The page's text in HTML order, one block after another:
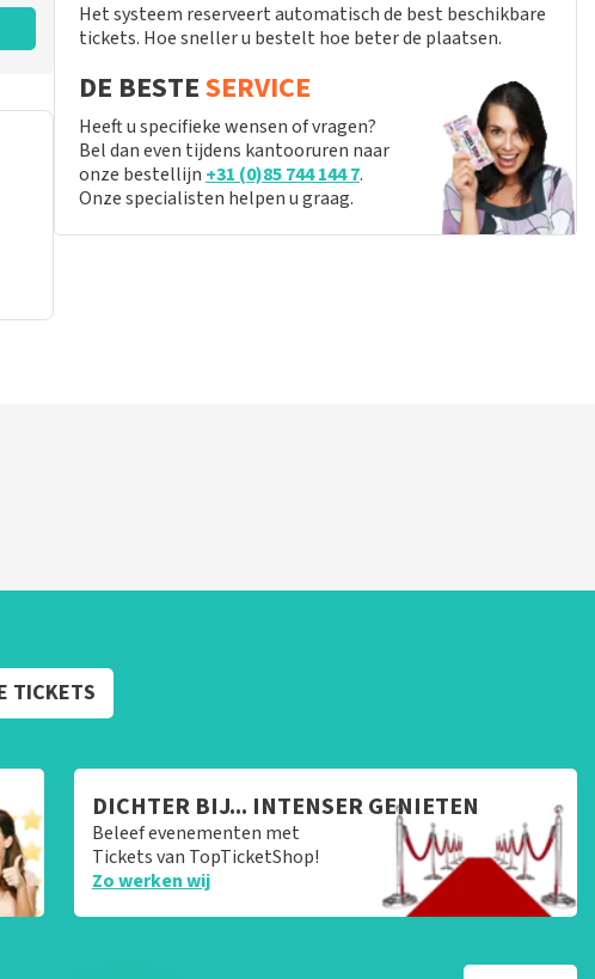
Het systeem reserveert automatisch de best beschikbare
tickets. Hoe sneller u bestelt hoe beter de plaatsen.
DE BESTESERVICE
Heeft u specifieke wensen of vragen?
Bel dan even tijdens kantooruren naar
onze bestellijn +31 (0)85 744 144 7.
Onze specialisten helpen u graag.
TICKETS
DICHTER BIJ... INTENSER GENIETEN
Beleef evenementen met
Tickets van TopTicketShop!
Zo werken wij